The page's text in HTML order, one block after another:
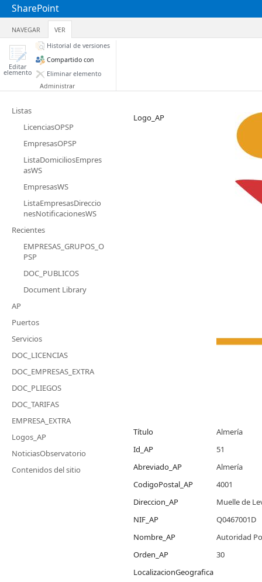
SharePoint
NAVEGAR VER
Editar
elemento
Historial de versiones
Compartido con
Eliminar elemento
Administrar
Listas
LicenciasOPSP
EmpresasOPSP
ListaDomiciliosEmpres
asWS
EmpresasWS
ListaEmpresasDireccio
nesNotificacionesWS
Recientes
EMPRESAS_GRUPOS_O
PSP
DOC_PUBLICOS
Document Library
AP
Puertos
Servicios
DOC_LICENCIAS
DOC_EMPRESAS_EXTRA
DOC_PLIEGOS
DOC_TARIFAS
EMPRESA_EXTRA
Logos_AP
NoticiasObservatorio
Contenidos del sitio
Logo_AP
Título
Almería
Id_AP
51
Abreviado_AP
Almería
CodigoPostal_AP
4001
Direccion_AP
Muelle de
NIF_AP
Q0467001D
Nombre_AP
Autoridad
Orden_AP
30
LocalizacionGeografica